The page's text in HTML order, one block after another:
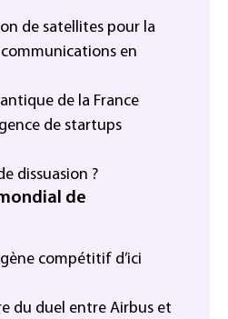
de satellites pour la
en
de la France
de startups
dissuasion ?
de
compétitif d’ici
du duel entre Airbus et